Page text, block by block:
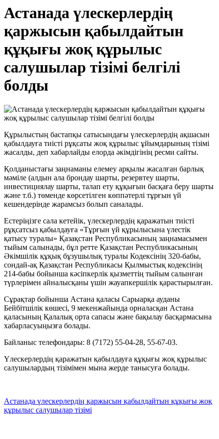
Астанада үлескерлердің
қаржысын қабылдайтын
құқығы жоқ құрылыс
салушылар тізімі белгілі
болды
Құрылыстың бастапқы сатысындағы үлескерлердің ақшасын
қабылдауға тиісті рұқсаты жоқ құрылыс ұйымдарының тізімі
жасалды, деп хабарлайды елорда әкімдігінің ресми сайты.
Қолданыстағы заңнаманы елемеу арқылы жасалған барлық
мәміле (алдын ала брондау шарты, резервтеу шарты,
инвестициялау шарты, талап ету құқығын басқаға беру шарты
және т.б.) төменде көрсетілген көппәтерлі тұрғын үй
кешендерінде жарамсыз болып саналады.
Естеріңізге сала кетейік, үлескерлердің қаражатын тиісті
рұқсатсыз қабылдауға «Тұрғын үй құрылысына үлестік
қатысу туралы» Қазақстан Республикасының заңнамасымен
тыйым салынады, бұл ретте Қазақстан Республикасының
Әкімшілік құқық бұзушылық туралы Кодексінің 320-бабы,
сондай-ақ Қазақстан Республикасы Қылмыстық кодексінің
214-бабы бойынша кәсіпкерлік қызметтің тыйым салынған
түрлерімен айналысқаны үшін жауапкершілік қарастырылған.
Сұрақтар бойынша Астана қаласы Сарыарқа ауданы
Бейбітшілік көшесі, 9 мекенжайында орналасқан Астана
қаласының Қалалық орта сапасы және бақылау басқармасына
хабарласуыңызға болады.
Байланыс телефондары: 8 (7172) 55-04-28, 55-67-03.
Үлескерлердің қаражатын қабылдауға құқығы жоқ құрылыс
салушылардың тізімімен мына жерде танысуға болады.
Астанада үлескерлердің қаржысын қабылдайтын құқығы жоқ
құрылыс салушылар тізімі